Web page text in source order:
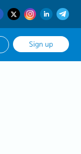
Sign up